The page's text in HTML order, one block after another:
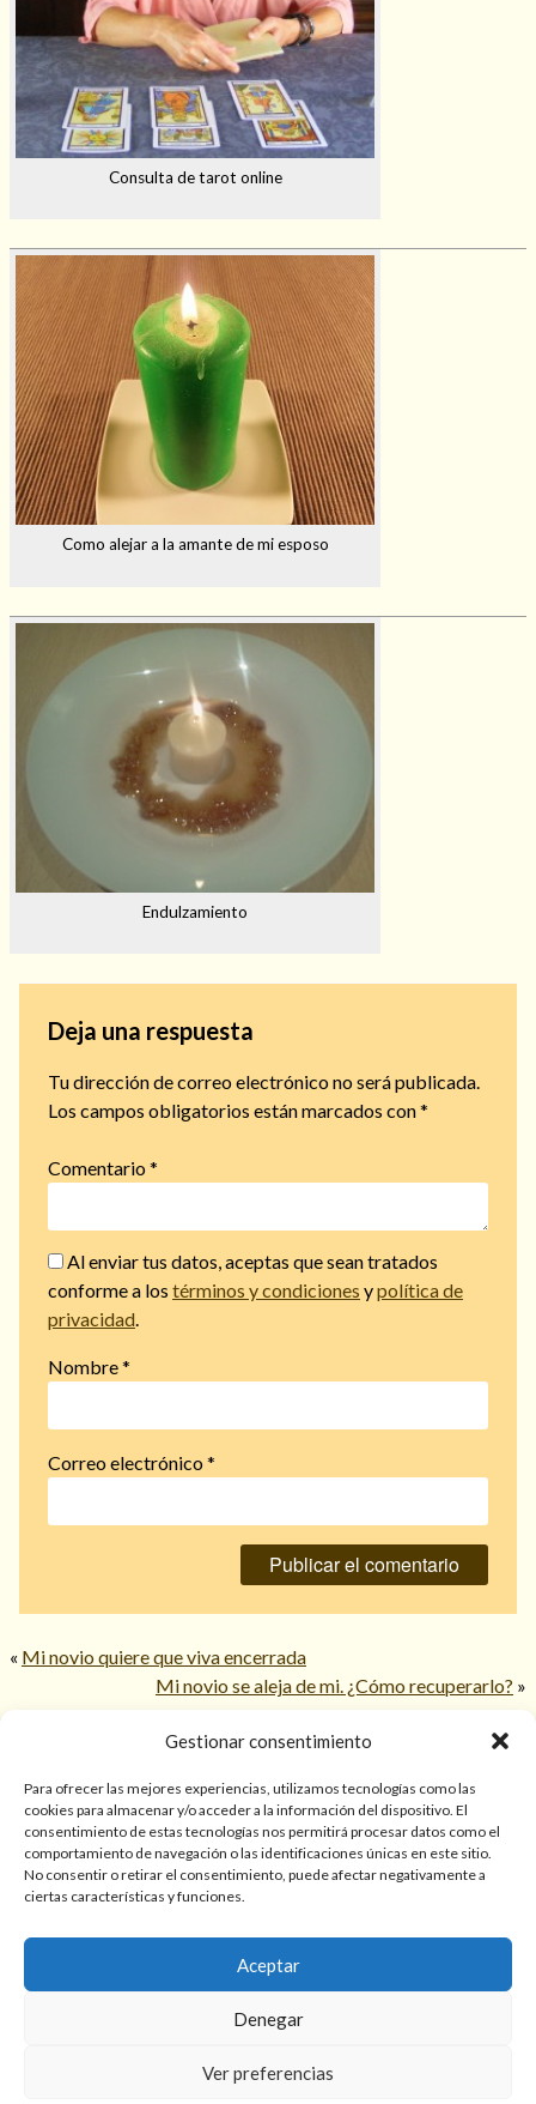
Gestionar consentimiento
Para ofrecer las mejores experiencias, utilizamos tecnologías como las
cookies para almacenar y/o acceder a la información del dispositivo. El
consentimiento de estas tecnologías nos permitirá procesar datos como el
comportamiento de navegación o las identificaciones únicas en este sitio.
No consentir o retirar el consentimiento, puede afectar negativamente a
ciertas características y funciones.
Aceptar
Denegar
Ver preferencias
Consulta de tarot online
Como alejar a la amante de mi esposo
Endulzamiento
Deja una respuesta
Tu dirección de correo electrónico no será publicada.
Los campos obligatorios están marcados con*
Comentario*
Al enviar tus datos, aceptas que sean tratados
conforme a los términos y condiciones ypolítica de
privacidad.
Nombre*
Correo electrónico*
« Mi novio quiere que viva encerrada
Mi novio se aleja de mi. ¿Cómo recuperarlo? »
Sólo para mayores de 18 años. Las lecturas de cartas, hechizos,
amarres, endulzamientos, videncias y predicciones tienen
finalidad de entretenimiento y/o ayuda personal. Estos
psiquiátrica, financiera o legal. El resultado de cada servicio
puede variar de una persona a otra.